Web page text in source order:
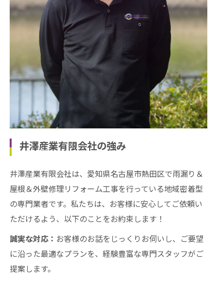
井澤産業有限会社の強み
井澤産業有限会社は、愛知県名古屋市熱田区で雨漏り＆
屋根＆外壁修理リフォーム工事を行っている地域密着型
の専門業者です。私たちは、お客様に安心してご依頼い
ただけるよう、以下のことをお約束します！
誠実な対応： お客様のお話をじっくりお伺いし、ご要望
に沿った最適なプランを、経験豊富な専門スタッフがご
提案します。